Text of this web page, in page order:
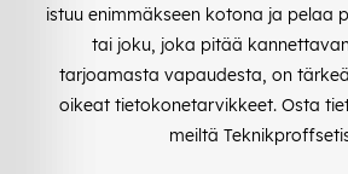
istuu enimmäkseen kotona ja pelaa
tai joku, joka pitää
tarjoamasta vapaudesta, on
oikeat tietokonetarvikkeet. Osta
meiltä